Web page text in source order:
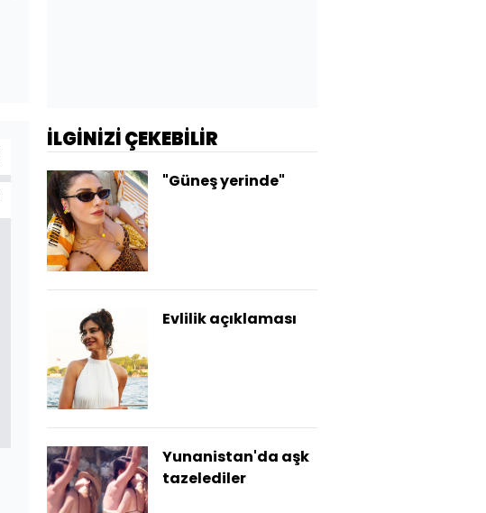
İLGİNİZİ ÇEKEBİLİR
"Güneş yerinde"
Evlilik açıklaması
Yunanistan'da aşk
tazelediler